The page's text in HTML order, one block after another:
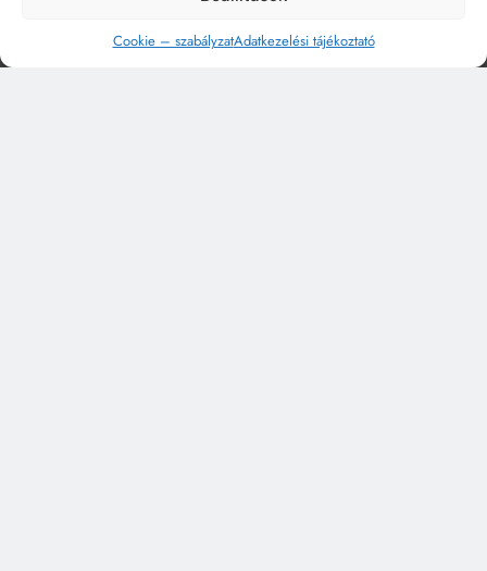
Cookie – szabályzatAdatkezelési tájékoztató